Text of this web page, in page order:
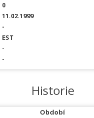
0
11.02.1999
-
EST
-
-
Historie
Období